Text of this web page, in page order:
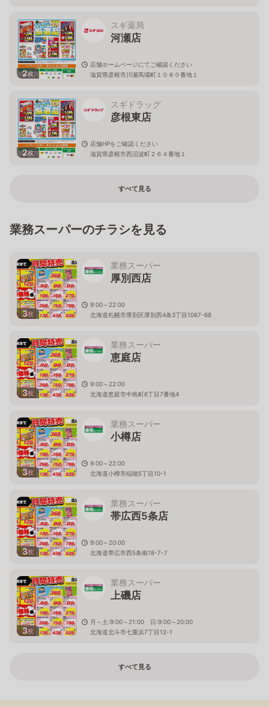
2枚
スギ薬局
河瀬店
店舗ホームページにてご確認ください
滋賀県彦根市川瀬馬場町１０８０番地１
2枚
スギドラッグ
彦根東店
店舗HPをご確認ください
滋賀県彦根市西沼波町２６４番地１
すべて見る
業務スーパーのチラシを見る
3枚
業務スーパー
厚別西店
9:00～22:00
北海道札幌市厚別区厚別西4条3丁目1067-68
3枚
業務スーパー
恵庭店
9:00～22:00
北海道恵庭市中島町6丁目7番地4
3枚
業務スーパー
小樽店
9:00～22:00
北海道小樽市稲穂5丁目10-1
3枚
業務スーパー
帯広西5条店
9:00～20:00
北海道帯広市西5条南18-7-7
3枚
業務スーパー
上磯店
月～土:9:00～21:00 日:9:00～20:00
北海道北斗市七重浜7丁目12-1
すべて見る